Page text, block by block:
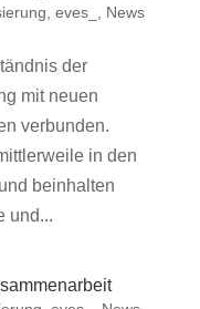
eves_ News
der
mit neuen
verbunden.
in den
beinhalten
und...